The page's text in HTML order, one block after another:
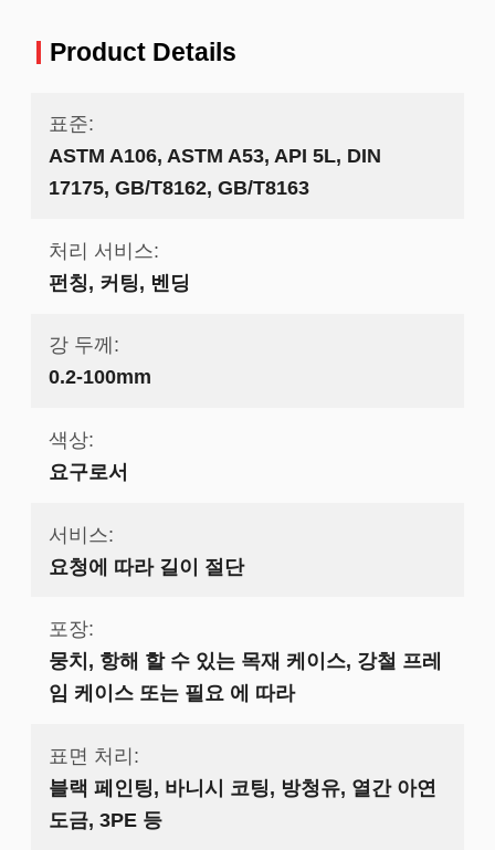
Product Details
표준:
ASTM A106, ASTM A53, API 5L, DIN
17175, GB/T8162, GB/T8163
처리 서비스:
펀칭, 커팅, 벤딩
강 두께:
0.2-100mm
색상:
요구로서
서비스:
요청에 따라 길이 절단
포장:
뭉치, 항해 할 수 있는 목재 케이스, 강철 프레
임 케이스 또는 필요 에 따라
표면 처리:
블랙 페인팅, 바니시 코팅, 방청유, 열간 아연
도금, 3PE 등